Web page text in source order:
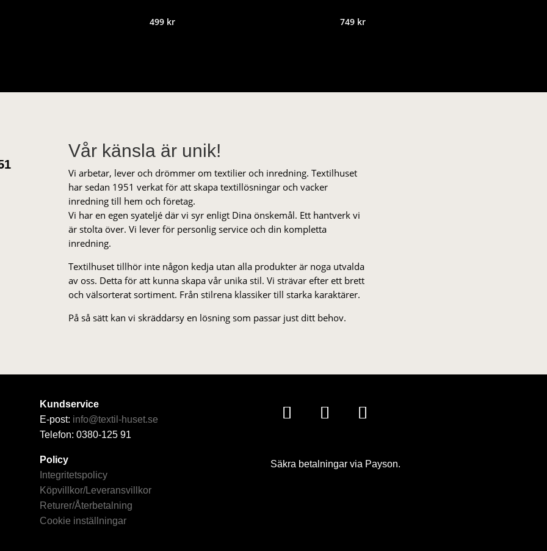
499 kr 749 kr
Vår känsla är unik!
Vi arbetar, lever och drömmer om textilier och inredning. Textilhuset
har sedan 1951 verkat för att skapa textillösningar och vacker
inredning till hem och företag.
Vi har en egen syateljé där vi syr enligt Dina önskemål. Ett hantverk vi
är stolta över. Vi lever för personlig service och din kompletta
inredning.
Textilhuset tillhör inte någon kedja utan alla produkter är noga utvalda
av oss. Detta för att kunna skapa vår unika stil. Vi strä­var efter ett brett
och välsorterat sor­ti­ment. Från stil­rena klas­siker till starka karaktärer.
På så sätt kan vi skräddarsy en lösning som passar just ditt behov.
Kundservice
E-post: info@textil-huset.se
Telefon: 0380-125 91
Policy
Integritetspolicy
Köpvillkor/Leveransvillkor
Returer/Återbetalning
Cookie inställningar
Säkra betalningar via Payson.